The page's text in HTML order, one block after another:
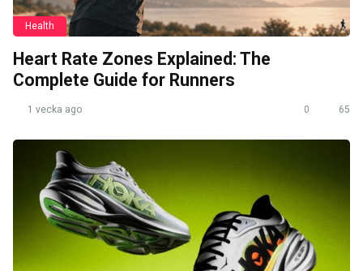
Health
Heart Rate Zones Explained: The
Complete Guide for Runners
1 vecka ago 0 65